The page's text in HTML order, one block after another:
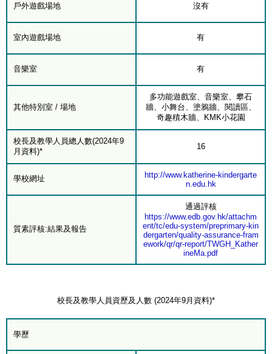
戶外遊戲場地 沒有
室內遊戲場地 有
音樂室 有
其他特別室 / 場地
多功能遊戲室、音樂室、攀石
牆、小舞台、塗鴉牆、閱讀區、
奇趣積木牆、KMK小花園
校長及教學人員總人數(2024年9
月資料)*
16
學校網址
http://www.katherine-kindergarte
n.edu.hk
質素評核:結果及報告
通過評核
https://www.edb.gov.hk/attachm
ent/tc/edu-system/preprimary-kin
dergarten/quality-assurance-fram
ework/qr/qr-report/TWGH_Kather
ineMa.pdf
校長及教學人員資歷及人數 (2024年9月資料)*
學歷